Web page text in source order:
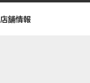
店舗情報